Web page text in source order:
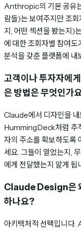
Anthropic의 기본 공유
람들)는 보여주지만 조
지, 어떤 섹션을 봤는지)
에 대한 조회자별 참여
분석을 갖춘 플랫폼에 내
고객이나 투자자에
은 방법은 무엇인가
Claude에서 디자인을
HummingDeck처럼 추
자의 주소를 확보하도록
세요. 그들이 열었는지,
에게 전달했는지 알게 됩
Claude Design은
하나요?
아키텍처적 선택입니다